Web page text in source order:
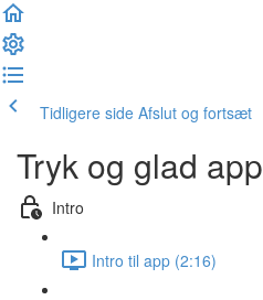
Tidligere side Afslut og fortsæt
Tryk og glad app
Intro
Intro til app (2:16)